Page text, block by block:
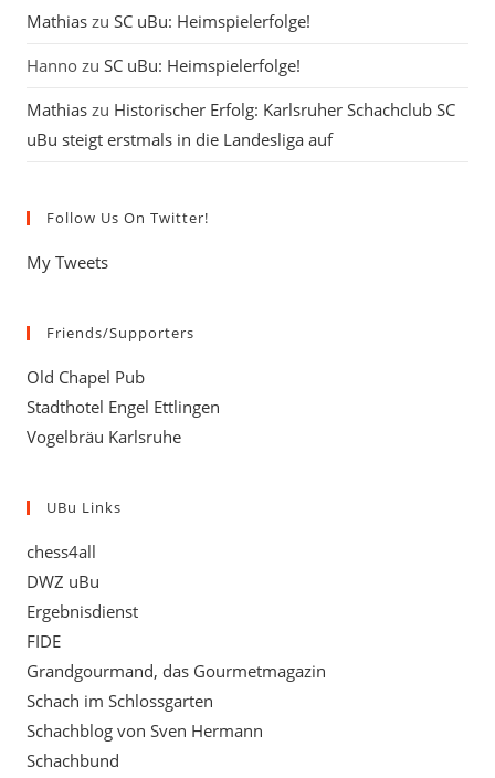
Mathias zuSC uBu: Heimspielerfolge!
Hanno zuSC uBu: Heimspielerfolge!
Mathias zu Historischer Erfolg: Karlsruher Schachclub SC
uBu steigt erstmals in die Landesliga auf
Follow Us On Twitter!
My Tweets
Friends/Supporters
Old Chapel Pub
Stadthotel Engel Ettlingen
Vogelbräu Karlsruhe
UBu Links
chess4all
DWZ uBu
Ergebnisdienst
FIDE
Grandgourmand, das Gourmetmagazin
Schach im Schlossgarten
Schachblog von Sven Hermann
Schachbund